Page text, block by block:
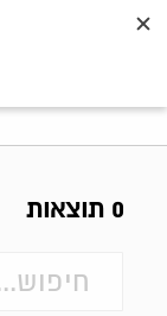
0 תוצאות